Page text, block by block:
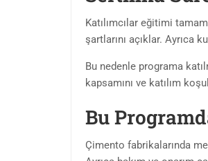
Katılımcılar eğitimi
şartlarını açıklar. Ayrıca
Bu nedenle programa
kapsamını ve katılım
Bu
Çimento fabrikalarında